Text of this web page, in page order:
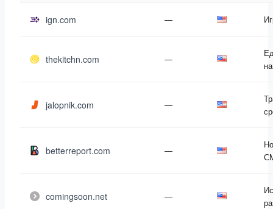
ign.com —
thekitchn.com —
jalopnik.com —
betterreport.com —
comingsoon.net —